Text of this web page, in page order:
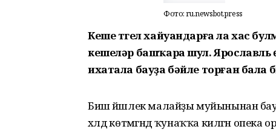
Фото: ru.newsbot.press
Кеше түгел хайуандарға ла хас
кешеләр башҡара шул.
ихатала бауҙа бәйле торған бала
Биш йәшлек малайҙы муйынынан бау
хәлдә көтмәгәндә ҡунаҡҡа килгән